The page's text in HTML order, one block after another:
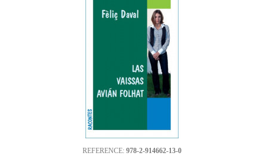
REFERENCE: 978-2-914662-13-0